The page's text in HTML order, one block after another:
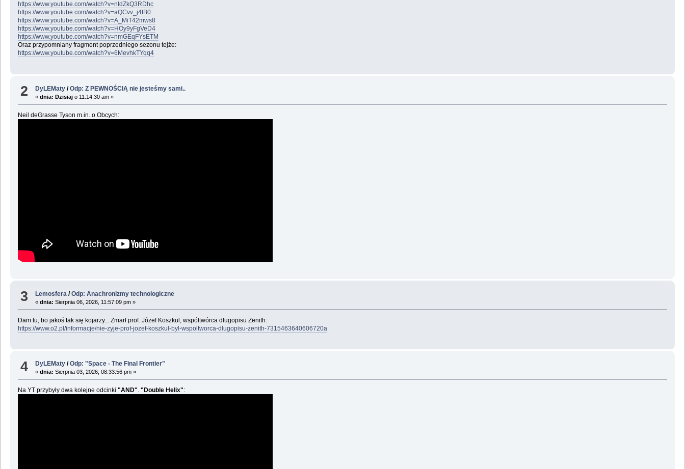
https://www.youtube.com/watch?v=nIdZkQ3RDhc
https://www.youtube.com/watch?v=aQCvv_j4tB0
https://www.youtube.com/watch?v=A_MiT42mws8
https://www.youtube.com/watch?v=HOy9yFgVeD4
https://www.youtube.com/watch?v=nmGEqFYsETM
Oraz przypomniany fragment poprzedniego sezonu tejże:
https://www.youtube.com/watch?v=6MevhkTYqq4
2 DyLEMaty /Odp: Z PEWNOŚCIĄ nie jesteśmy sami..
«dnia: Dzisiaj o 11:14:30 am »
Neil deGrasse Tyson m.in. o Obcych:
3 Lemosfera /Odp: Anachronizmy technologiczne
«dnia: Sierpnia 06, 2026, 11:57:09 pm »
Dam tu, bo jakoś tak się kojarzy... Zmarł prof. Józef Koszkul, współtwórca długopisu Zenith:
https://www.o2.pl/informacje/nie-zyje-prof-jozef-koszkul-byl-wspoltworca-dlugopisu-zenith-7315463640606720a
4 DyLEMaty /Odp: "Space - The Final Frontier"
«dnia: Sierpnia 03, 2026, 08:33:56 pm »
Na YT przybyły dwa kolejne odcinki "AND". "Double Helix":